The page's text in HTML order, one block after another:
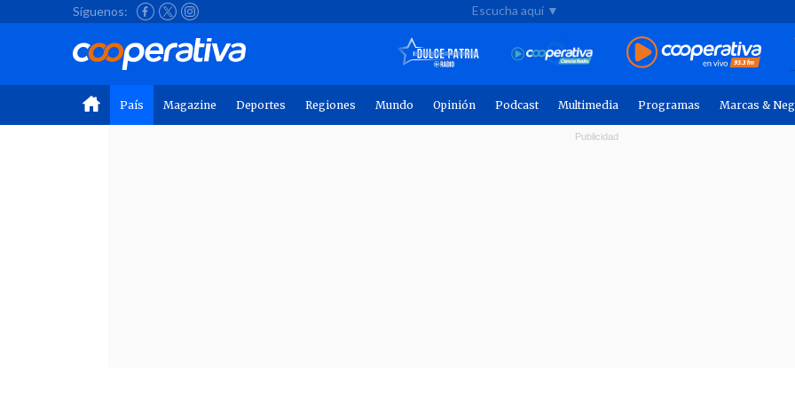
Síguenos: Escucha aquí ▼
País Magazine Deportes Regiones Mundo Opinión Podcast Multimedia Programas Marcas &